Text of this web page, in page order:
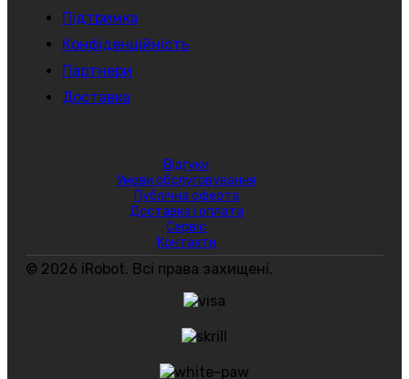
Підтримка
Конфіденційність
Партнери
Доставка
Відгуки
Умови обслуговування
Публічна оферта
Доставка і оплата
Сервіс
Контакти
© 2026 iRobot. Всі права захищені.